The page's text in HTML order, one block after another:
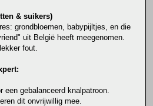
& suikers)
grondbloemen, babypijltjes, en die
uit België heeft meegenomen.
fout.
een gebalanceerd knalpatroon.
dit onvrijwillig mee.